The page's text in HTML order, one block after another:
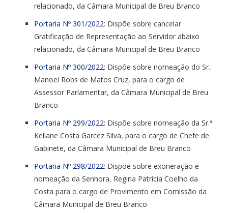
relacionado, da Câmara Municipal de Breu Branco
Portaria Nº 301/2022: Dispõe sobre cancelar
Gratificação de Representação ao Servidor abaixo
relacionado, da Câmara Municipal de Breu Branco
Portaria Nº 300/2022: Dispõe sobre nomeação do Sr.
Manoel Robs de Matos Cruz, para o cargo de
Assessor Parlamentar, da Câmara Municipal de Breu
Branco
Portaria Nº 299/2022: Dispõe sobre nomeação da Sr.ª
Keliane Costa Garcez Silva, para o cargo de Chefe de
Gabinete, da Câmara Municipal de Breu Branco
Portaria Nº 298/2022: Dispõe sobre exoneração e
nomeação da Senhora, Regina Patrícia Coelho da
Costa para o cargo de Provimento em Comissão da
Câmara Municipal de Breu Branco